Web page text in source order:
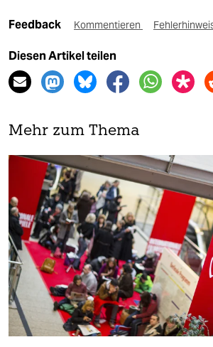
Feedback Kommentieren
Diesen Artikel teilen
Mehr zum Thema